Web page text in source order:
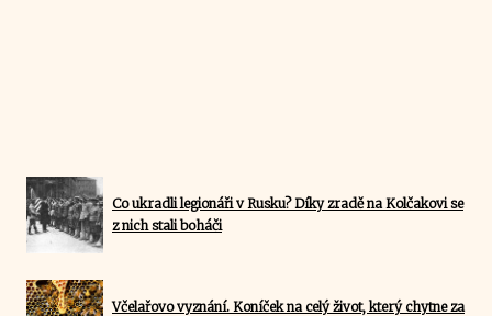
Co ukradli legionáři v Rusku? Díky zradě na Kolčakovi se
z nich stali boháči
Včelařovo vyznání. Koníček na celý život, který chytne za